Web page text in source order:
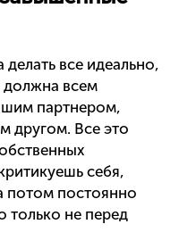
все идеально,
должна всем
партнером,
другом. Все это
себя,
потом постоянно
только не перед